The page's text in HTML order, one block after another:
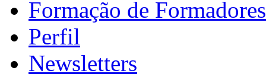
Formação de Formadores
Perfil
Newsletters